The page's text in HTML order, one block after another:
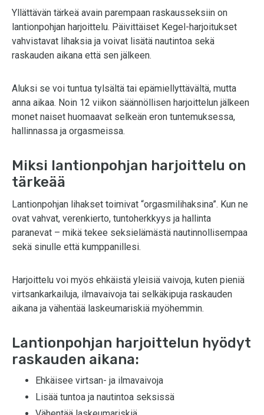
Yllättävän tärkeä avain parempaan raskausseksiin on
lantionpohjan harjoittelu. Päivittäiset Kegel-harjoitukset
vahvistavat lihaksia ja voivat lisätä nautintoa sekä
raskauden aikana että sen jälkeen.
Aluksi se voi tuntua tylsältä tai epämiellyttävältä, mutta
anna aikaa. Noin 12 viikon säännöllisen harjoittelun jälkeen
monet naiset huomaavat selkeän eron tuntemuksessa,
hallinnassa ja orgasmeissa.
Miksi lantionpohjan harjoittelu on
tärkeää
Lantionpohjan lihakset toimivat “orgasmilihaksina”. Kun ne
ovat vahvat, verenkierto, tuntoherkkyys ja hallinta
paranevat – mikä tekee seksielämästä nautinnollisempaa
sekä sinulle että kumppanillesi.
Harjoittelu voi myös ehkäistä yleisiä vaivoja, kuten pieniä
virtsankarkailuja, ilmavaivoja tai selkäkipuja raskauden
aikana ja vähentää laskeumariskiä myöhemmin.
Lantionpohjan harjoittelun hyödyt
raskauden aikana:
Ehkäisee virtsan- ja ilmavaivoja
Lisää tuntoa ja nautintoa seksissä